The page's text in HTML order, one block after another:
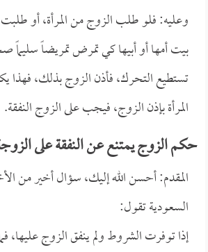
وعليه: فلو طلب الزوج من المرأة، أو طلبت
بيت أمها أو أبيها كي تمرض تمريضاً سليماً
تستطيع التحرك، فأذن الزوج بذلك،
المرأة بإذن الزوج، فيجب على الزوج النفقة.
حكم الزوج يمتنع عن النفقة على
المقدم: أحسن الله إليك، سؤال أخير من
السعودية تقول:
إذا توفرت الشروط ولم ينفق الزوج عليها،